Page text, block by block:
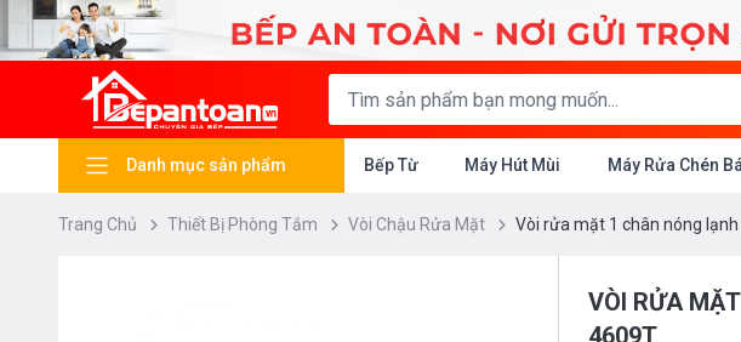
Danh mục sản phẩm Bếp Từ Máy Hút Mùi Máy Rửa Chén
Trang Chủ Thiết Bị Phòng Tắm Vòi Chậu Rửa Mặt Vòi rửa mặt 1 chân nóng lạnh
VÒI RỬA
4609T